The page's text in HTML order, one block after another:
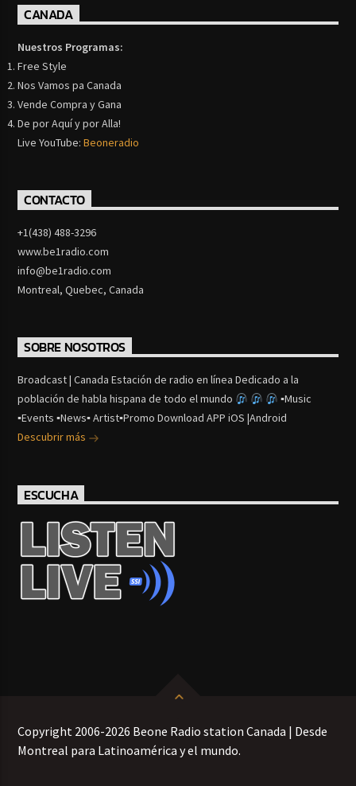
CANADA
Nuestros Programas:
Free Style
Nos Vamos pa Canada
Vende Compra y Gana
De por Aquí y por Alla!
Live YouTube:Beoneradio
CONTACTO
+1(438) 488-3296
www.be1radio.com
info@be1radio.com
Montreal, Quebec, Canada
SOBRE NOSOTROS
Broadcast | Canada Estación de radio en línea Dedicado a la
población de habla hispana de todo el mundo
▪Music
▪Events ▪News▪ Artist▪Promo Download APP iOS |Android
Descubrir más
ESCUCHA
Copyright 2006-2026 Beone Radio station Canada | Desde
Montreal para Latinoamérica y el mundo.